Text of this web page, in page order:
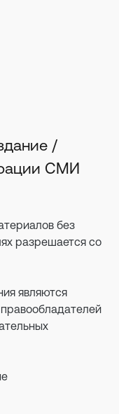
/
СМИ
без
разрешается со
являются